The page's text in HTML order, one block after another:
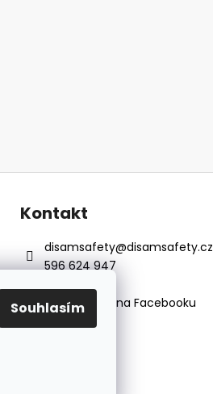
Souhlasím
Kontakt
disamsafety@disamsafety.cz
596 624 947
Sledujte nás na Facebooku